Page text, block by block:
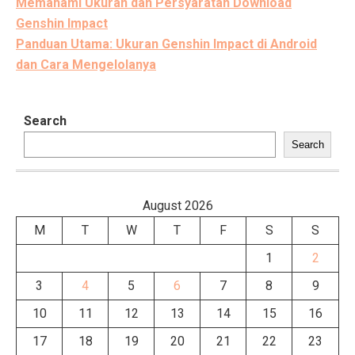
navigation
Genshin Impact
Panduan Utama: Ukuran Genshin Impact di Android
dan Cara Mengelolanya
Search
Search
August 2026
M
T W T F S
S
1
2
3
4 5 6 7 8
9
10
11 12 13 14 15
16
17
18 19 20 21 22 23